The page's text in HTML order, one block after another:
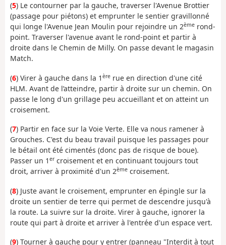
(5) Le contourner par la gauche, traverser l'Avenue Brottier
(passage pour piétons) et emprunter le sentier gravillonné
qui longe l'Avenue Jean Moulin pour rejoindre un 2ème rond-
point. Traverser l'avenue avant le rond-point et partir à
droite dans le Chemin de Milly. On passe devant le magasin
Match.
(6) Virer à gauche dans la 1 ère rue en direction d'une cité
HLM. Avant de l’atteindre, partir à droite sur un chemin. On
passe le long d'un grillage peu accueillant et on atteint un
croisement.
(7) Partir en face sur la Voie Verte. Elle va nous ramener à
Grouches. C'est du beau travail puisque les passages pour
le bétail ont été cimentés (donc pas de risque de boue).
Passer un 1 er croisement et en continuant toujours tout
droit, arriver à proximité d'un 2ème croisement.
(8) Juste avant le croisement, emprunter en épingle sur la
droite un sentier de terre qui permet de descendre jusqu'à
la route. La suivre sur la droite. Virer à gauche, ignorer la
route qui part à droite et arriver à l'entrée d'un espace vert.
(9) Tourner à gauche pour y entrer (panneau "Interdit à tout